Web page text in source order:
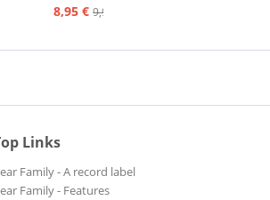
8,95 € 9,95 €
Links
Family - A record label
Family - Features